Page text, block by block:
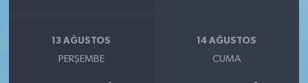
13 AĞUSTOS
PERŞEMBE
14 AĞUSTOS
CUMA